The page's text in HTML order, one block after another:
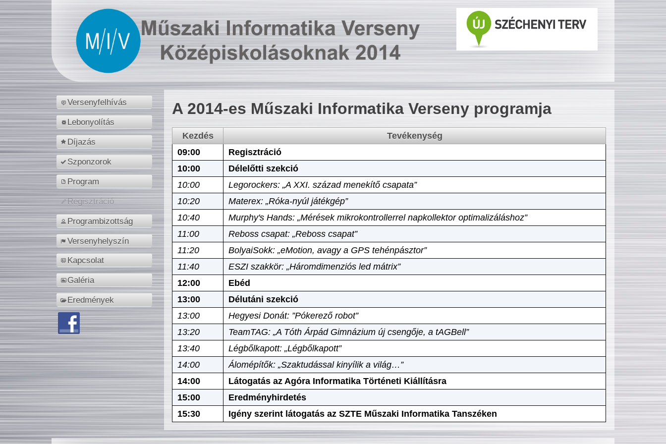
Versenyfelhívás
Lebonyolítás
Díjazás
Szponzorok
Program
Regisztráció
Programbizottság
Versenyhelyszín
Kapcsolat
Galéria
Eredmények
A 2014-es Műszaki Informatika Verseny programja
Kezdés
Tevékenység
09:00
Regisztráció
10:00
Délelőtti szekció
10:00
Legorockers: „A XXI. század menekítő csapata”
10:20
Materex: „Róka-nyúl játékgép”
10:40
Murphy's Hands: „Mérések mikrokontrollerrel napkollektor optimalizáláshoz”
11:00
Reboss csapat: „Reboss csapat”
11:20
BolyaiSokk: „eMotion, avagy a GPS tehénpásztor”
11:40
ESZI szakkör: „Háromdimenziós led mátrix”
12:00
Ebéd
13:00
Délutáni szekció
13:00
Hegyesi Donát: ”Pókerező robot”
13:20
TeamTAG: „A Tóth Árpád Gimnázium új csengője, a tAGBell”
13:40
Légbőlkapott: „Légbőlkapott”
14:00
Álomépítők: „Szaktudással kinyílik a világ…”
14:00
Látogatás az Agóra Informatika Történeti Kiállításra
15:00
Eredményhirdetés
15:30
Igény szerint látogatás az SZTE Műszaki Informatika Tanszéken